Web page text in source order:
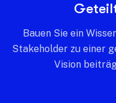
Bauen Sie ein
Stakeholder zu einer
Vision